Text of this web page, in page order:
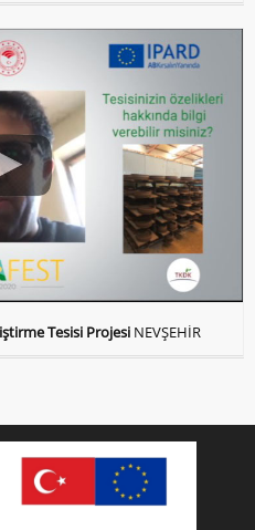
Tesisi Projesi NEVŞEHİR